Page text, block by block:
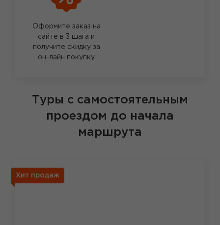
Оформите заказ на
сайте в 3 шага и
получите скидку за
он-лайн покупку
Туры с самостоятельным
проездом до начала
маршрута
Хит продаж